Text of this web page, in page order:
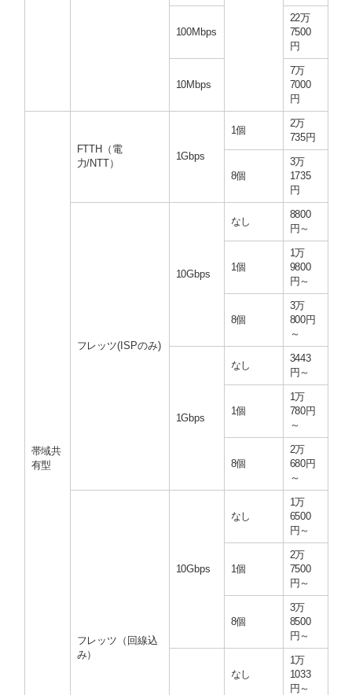
100Mbps
22万
7500
円
10Mbps
7万
7000
円
帯域共
有型
FTTH（電
力/NTT）
1Gbps
1個
2万
735円
8個
3万
1735
円
フレッツ(ISPのみ)
10Gbps
なし
8800
円～
1個
1万
9800
円～
8個
3万
800円
～
1Gbps
なし
3443
円～
1個
1万
780円
～
8個
2万
680円
～
フレッツ（回線込
み）
10Gbps
なし
1万
6500
円～
1個
2万
7500
円～
8個
3万
8500
円～
なし
1万
1033
円～